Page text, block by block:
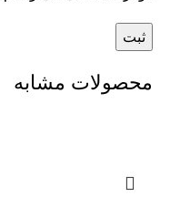
محصولات مشابه